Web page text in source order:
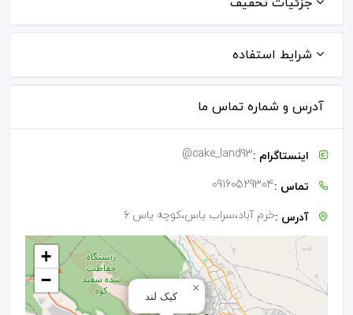
شرایط استفاده
آدرس و شماره تماس ما
اینستاگرام : @cake_land93
تماس :09160529304
آدرس :خرم آباد،سراب یاس،کوچه یاس ۶
کیک لند
×
+
−